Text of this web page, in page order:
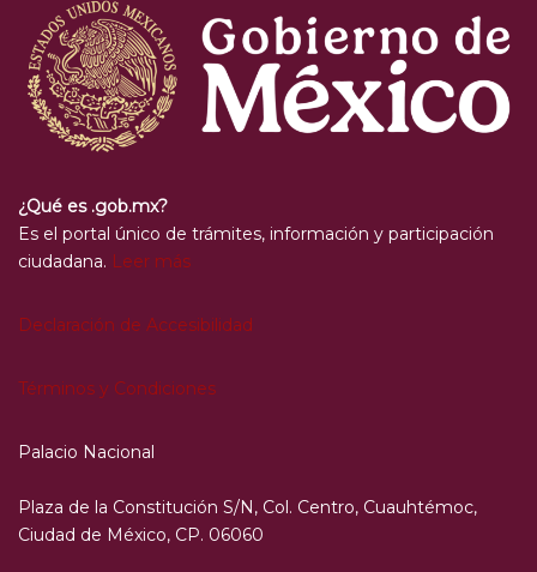
¿Qué es .gob.mx?
Es el portal único de trámites, información y participación
ciudadana. Leer más
Declaración de Accesibilidad
Términos y Condiciones
Palacio Nacional
Plaza de la Constitución S/N, Col. Centro, Cuauhtémoc,
Ciudad de México, CP. 06060